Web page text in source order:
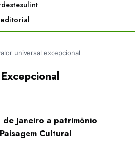
sulint
editorial
universal excepcional
Janeiro a patrimônio
Cultural